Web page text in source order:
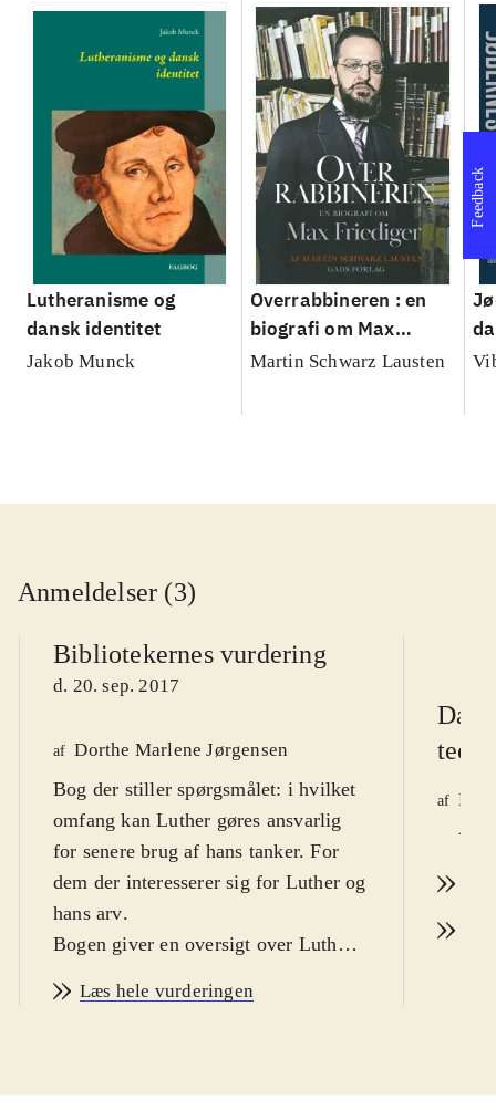
Lutheranisme og
dansk identitet
Jakob Munck
Overrabbineren : en
biografi om Max
Friediger
Martin Schwarz Lausten
Anmeldelser (3)
Bibliotekernes vurdering
d. 20. sep. 2017
af Dorthe Marlene Jørgensen
Bog der stiller spørgsmålet: i hvilket
omfang kan Luther gøres ansvarlig
for senere brug af hans tanker. For
dem der interesserer sig for Luther og
hans arv.
Bogen giver en oversigt over Luthers
tyrkerne, som man kaldte muslimerne
beskrives og ikke mindst de
Læs hele vurderingen
af
Årg.
Feedback